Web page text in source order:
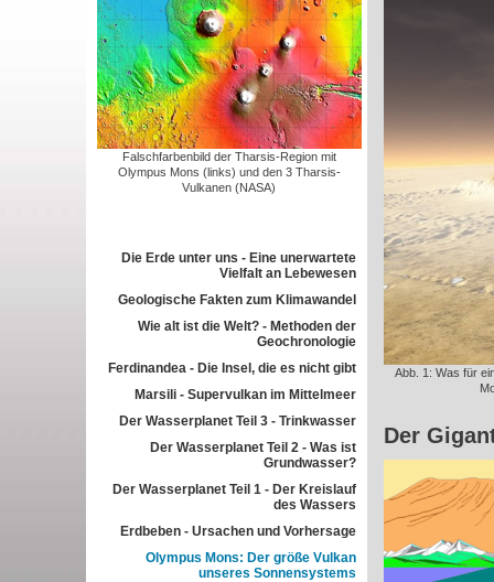
Falschfarbenbild der Tharsis-Region mit
Olympus Mons (links) und den 3 Tharsis-
Vulkanen (NASA)
Die Erde unter uns - Eine unerwartete
Vielfalt an Lebewesen
Geologische Fakten zum Klimawandel
Wie alt ist die Welt? - Methoden der
Geochronologie
Ferdinandea - Die Insel, die es nicht gibt
Marsili - Supervulkan im Mittelmeer
Der Wasserplanet Teil 3 - Trinkwasser
Der Wasserplanet Teil 2 - Was ist
Grundwasser?
Der Wasserplanet Teil 1 - Der Kreislauf
des Wassers
Erdbeben - Ursachen und Vorhersage
Olympus Mons: Der größe Vulkan
unseres Sonnensystems
Abb. 1: Was für
Der